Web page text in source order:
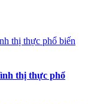
thị thực phổ